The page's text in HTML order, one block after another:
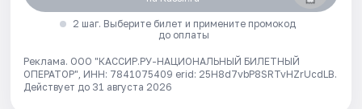
2 шаг. Выберите билет и примените промокод
до оплаты
Реклама. ООО "КАССИР.РУ-НАЦИОНАЛЬНЫЙ БИЛЕТНЫЙ
ОПЕРАТОР", ИНН: 7841075409 erid: 25H8d7vbP8SRTvHZrUcdLB.
Действует до 31 августа 2026